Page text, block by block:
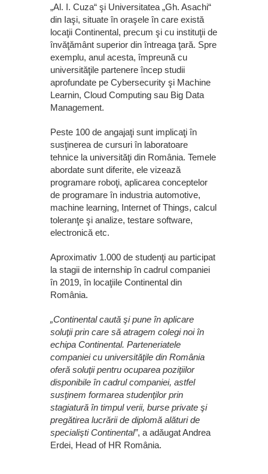
„Al. I. Cuza“ şi Universitatea „Gh. Asachi“
din Iaşi, situate în oraşele în care există
locaţii Continental, precum şi cu instituţii de
învăţământ superior din întreaga ţară. Spre
exemplu, anul acesta, împreună cu
universităţile partenere încep studii
aprofundate pe Cybersecurity şi Machine
Learnin, Cloud Computing sau Big Data
Management.
Peste 100 de angajaţi sunt implicaţi în
susţinerea de cursuri în laboratoare
tehnice la universităţi din România. Temele
abordate sunt diferite, ele vizează
programare roboţi, aplicarea conceptelor
de programare în industria automotive,
machine learning, Internet of Things, calcul
toleranţe şi analize, testare software,
electronică etc.
Aproximativ 1.000 de studenţi au participat
la stagii de internship în cadrul companiei
în 2019, în locaţiile Continental din
România.
„Continental caută şi pune în aplicare
soluţii prin care să atragem colegi noi în
echipa Continental. Parteneriatele
companiei cu universităţile din România
oferă soluţii pentru ocuparea poziţiilor
disponibile în cadrul companiei, astfel
susţinem formarea studenţilor prin
stagiatură în timpul verii, burse private şi
pregătirea lucrării de diplomă alături de
specialişti Continental”, a adăugat Andrea
Erdei, Head of HR România.